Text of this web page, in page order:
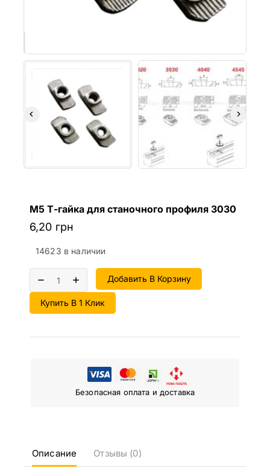
М5 Т-гайка для станочного профиля 3030
6,20 грн
14623 в наличии
Добавить В Корзину
Купить В 1 Клик
Безопасная оплата и доставка
Описание Отзывы (0)